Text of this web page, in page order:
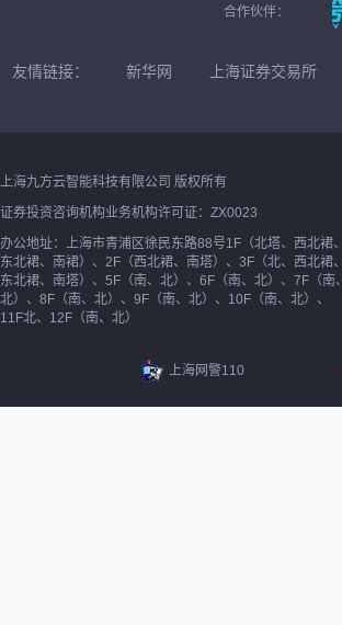
合作伙伴：
友情链接： 新华网 上海证券交易所
上海九方云智能科技有限公司 版权所有
证券投资咨询机构业务机构许可证：ZX0023
办公地址：上海市青浦区徐民东路88号1F（北塔、西北裙、
东北裙、南裙）、2F（西北裙、南塔）、3F（北、西北裙、
东北裙、南塔）、5F（南、北）、6F（南、北）、7F（南、
北）、8F（南、北）、9F（南、北）、10F（南、北）、
11F北、12F（南、北）
上海网警110